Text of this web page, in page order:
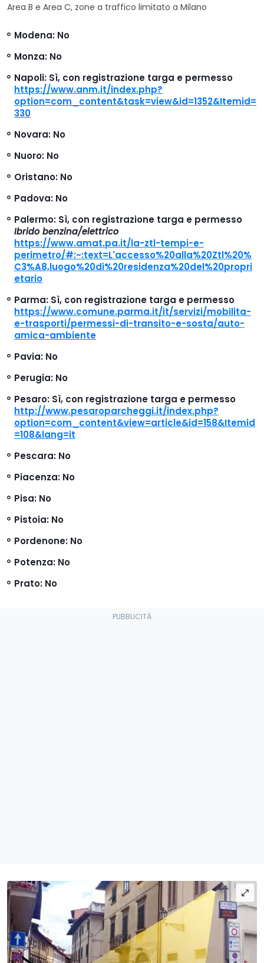
Area B e Area C, zone a traffico limitato a Milano
Modena: No
Monza: No
Napoli: Sì, con registrazione targa e permesso
https://www.anm.it/index.php?
option=com_content&task=view&id=1352&Itemid=
330
Novara: No
Nuoro: No
Oristano: No
Padova: No
Palermo: Sì, con registrazione targa e permesso
Ibrido benzina/elettrico
https://www.amat.pa.it/la-ztl-tempi-e-
perimetro/#:~:text=L'accesso%20alla%20Ztl%20%
C3%A8,luogo%20di%20residenza%20del%20propri
etario
Parma: Sì, con registrazione targa e permesso
https://www.comune.parma.it/it/servizi/mobilita-
e-trasporti/permessi-di-transito-e-sosta/auto-
amica-ambiente
Pavia: No
Perugia: No
Pesaro: Sì, con registrazione targa e permesso
http://www.pesaroparcheggi.it/index.php?
option=com_content&view=article&id=158&Itemid
=108&lang=it
Pescara: No
Piacenza: No
Pisa: No
Pistoia: No
Pordenone: No
Potenza: No
Prato: No